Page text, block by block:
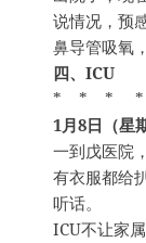
说情况，预
鼻导管吸氧
四、ICU
* * *
1月8日（星
一到戊医院
有衣服都给
听话。
ICU不让家